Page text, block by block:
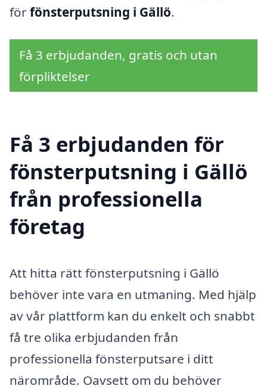
förfönsterputsning i Gällö.
Få 3 erbjudanden, gratis och utan
förpliktelser
Få 3 erbjudanden för
fönsterputsning i Gällö
från professionella
företag
Att hitta rätt fönsterputsning i Gällö
behöver inte vara en utmaning. Med hjälp
av vår plattform kan du enkelt och snabbt
få tre olika erbjudanden från
professionella fönsterputsare i ditt
närområde. Oavsett om du behöver